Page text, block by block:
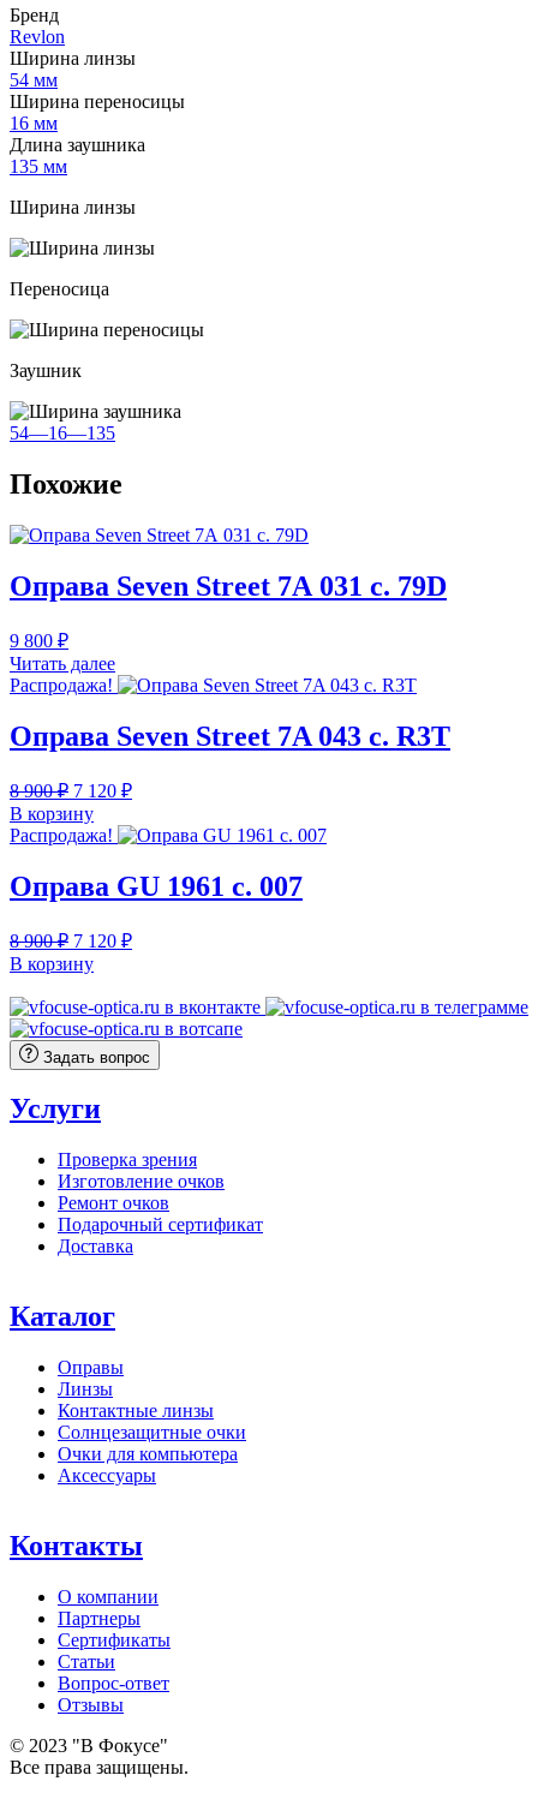
1608
06
Бренд
Revlon
Ширина линзы
54 мм
Ширина переносицы
16 мм
Длина заушника
135 мм
Ширина линзы
Переносица
Заушник
54—16—135
Похожие
Оправа Seven Street 7А 031 c. 79D
9 800 ₽
Читать далее
Распродажа!
Оправа Seven Street 7A 043 с. R3T
8 900₽ Первоначальная
цена
составляла
8
900 ₽.
7 120 ₽Текущая
7
В корзину
Распродажа!
Оправа GU 1961 с. 007
8 900₽ Первоначальная
цена
составляла
8
900 ₽.
7 120 ₽Текущая
120 ₽.
В корзину
Задать вопрос
Услуги
Проверка зрения
Изготовление очков
Ремонт очков
Подарочный сертификат
Доставка
Каталог
Оправы
Линзы
Контактные линзы
Солнцезащитные очки
Очки для компьютера
Аксессуары
Контакты
О компании
Партнеры
Сертификаты
Статьи
Вопрос-ответ
Отзывы
© 2023 "В Фокусе"
Все права защищены.